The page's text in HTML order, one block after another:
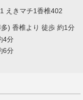
えきマチ1香椎402
) 香椎より 徒歩 約1分
4分
6分